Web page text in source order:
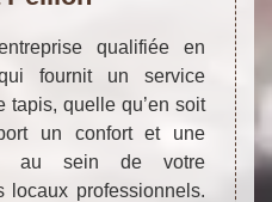
qualifiée en
fournit un service
tapis, quelle qu’en soit
un confort et une
au sein de votre
locaux professionnels.